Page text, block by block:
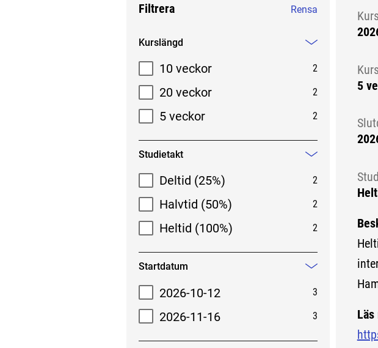
Filtrera Rensa
Filtrera sökresultat
Kurslängd
10 veckor
2
20 veckor 2
5 veckor 2
Studietakt
Deltid (25%)
2
Halvtid (50%) 2
Heltid (100%) 2
Startdatum
Mindre
2026-10-12
3
2026-11-16 3
5
Läs